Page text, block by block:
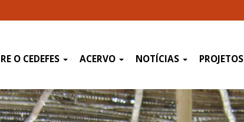
O CEDEFES ACERVO NOTÍCIAS PROJETOS